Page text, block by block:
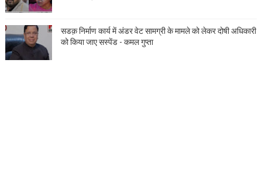
सडक़ निर्माण कार्य में अंडर वेट सामग्री के मामले को लेकर दोषी अधिकारी
को किया जाए सस्पेंड - कमल गुप्ता